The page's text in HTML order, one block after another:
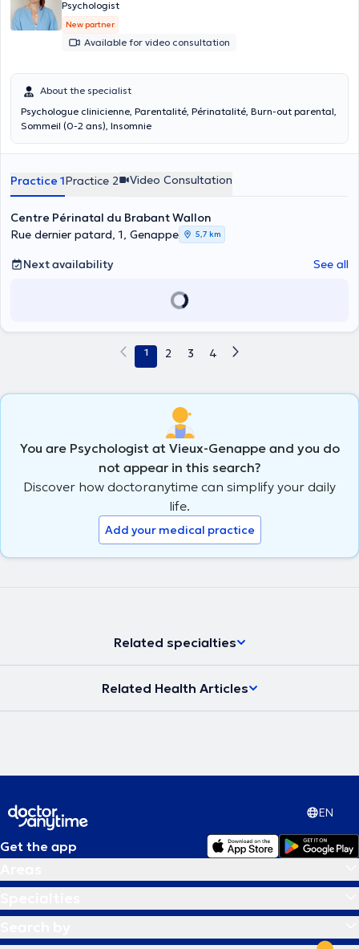
Psychologist
New partner
Available for video consultation
About the specialist
Psychologue clinicienne, Parentalité, Périnatalité, Burn-out parental,
Sommeil (0-2 ans), Insomnie
Practice 1Practice 2 Video Consultation
Centre Périnatal du Brabant Wallon
Rue dernier patard, 1, Genappe
5,7 km
Next availability See all
1 2 3 4
You are Psychologist at Vieux-Genappe and you do
not appear in this search?
Discover how doctoranytime can simplify your daily
life.
Add your medical practice
Related specialties
Related Health Articles
EN
Get the app